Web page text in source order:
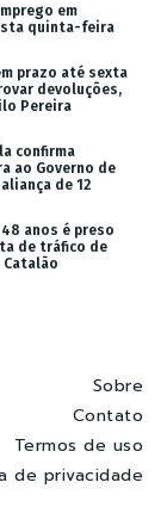
em
quinta-feira
prazo até sexta
devoluções,
Pereira
confirma
ao Governo de
de 12
48 anos é preso
de tráfico de
Catalão
Sobre
Contato
Termos de uso
de privacidade